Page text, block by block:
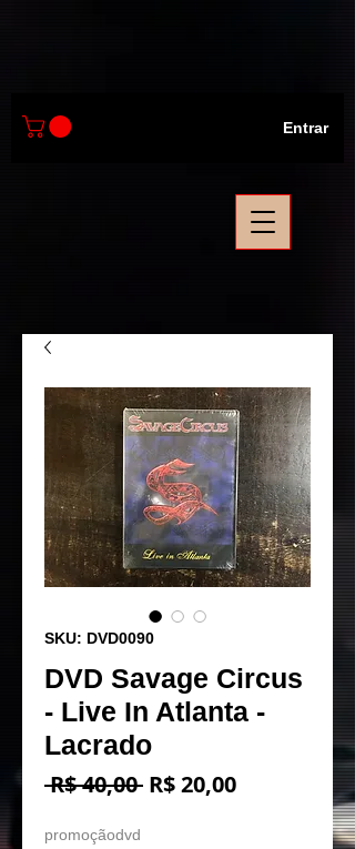
Entrar
SKU: DVD0090
DVD Savage Circus
- Live In Atlanta -
Lacrado
R$ 40,00 Preço
R$ 20,00Preço
promoçãodvd